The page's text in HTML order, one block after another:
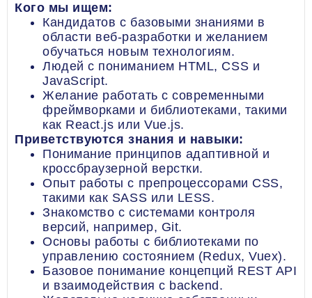
Кого мы ищем:
Кандидатов с базовыми знаниями в
области веб-разработки и желанием
обучаться новым технологиям.
Людей с пониманием HTML, CSS и
JavaScript.
Желание работать с современными
фреймворками и библиотеками, такими
как React.js или Vue.js.
Приветствуются знания и навыки:
Понимание принципов адаптивной и
кроссбраузерной верстки.
Опыт работы с препроцессорами CSS,
такими как SASS или LESS.
Знакомство с системами контроля
версий, например, Git.
Основы работы с библиотеками по
управлению состоянием (Redux, Vuex).
Базовое понимание концепций REST API
и взаимодействия с backend.